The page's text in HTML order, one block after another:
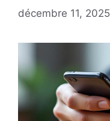
décembre 11, 2025